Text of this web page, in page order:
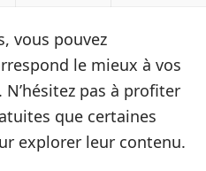
vous pouvez
le mieux à vos
pas à profiter
que certaines
explorer leur contenu.